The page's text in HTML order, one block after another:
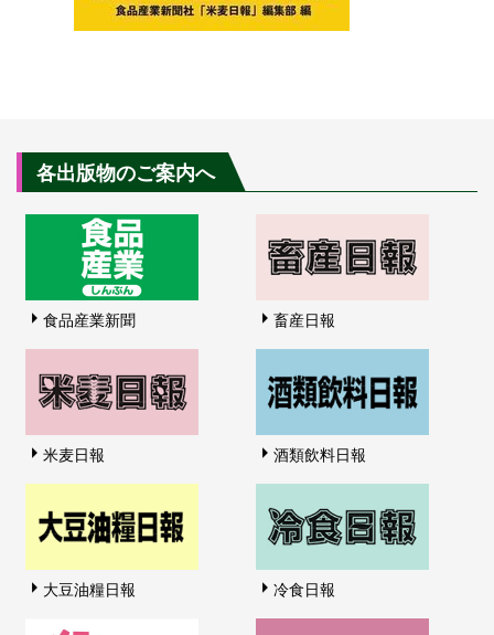
各出版物のご案内へ
食品産業新聞 畜産日報
米麦日報 酒類飲料日報
大豆油糧日報 冷食日報